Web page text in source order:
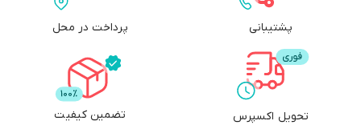
پشتیبانی پرداخت در محل
تحویل اکسپرس تضمین کیفیت